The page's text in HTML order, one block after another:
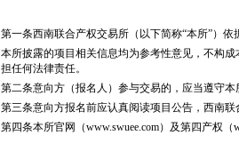
第一条西南联合产权交易所（以下简称“本所”）
本所披露的项目相关信息均为参考性意见，不构
担任何法律责任。
第二条意向方（报名人）参与交易的，应当遵守
第三条意向方报名前应认真阅读项目公告，西南
第四条本所官网（www.swuee.com）及第四产权